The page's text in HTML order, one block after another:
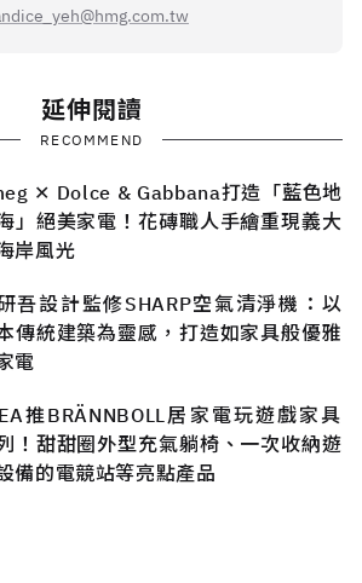
延伸閱讀
RECOMMEND
✕ Dolce & Gabbana打造「藍色地
」絕美家電！花磚職人手繪重現義大
岸風光
吾設計監修SHARP空氣清淨機：以
傳統建築為靈感，打造如家具般優雅
電
推BRÄNNBOLL居家電玩遊戲家具
！甜甜圈外型充氣躺椅、一次收納遊
備的電競站等亮點產品